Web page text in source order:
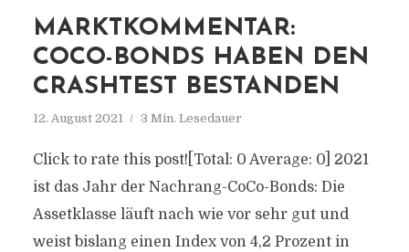
MARKTKOMMENTAR:
COCO-BONDS HABEN DEN
CRASHTEST BESTANDEN
12. August 2021 3 Min. Lesedauer
Click to rate this post![Total: 0 Average: 0] 2021
ist das Jahr der Nachrang-CoCo-Bonds: Die
Assetklasse läuft nach wie vor sehr gut und
weist bislang einen Index von 4,2 Prozent in